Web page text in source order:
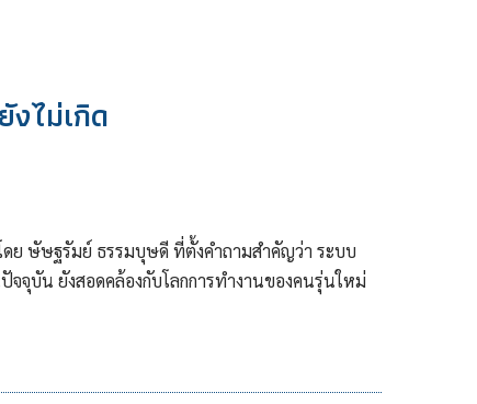
ไม่เกิด
ย ษัษฐรัมย์ ธรรมบุษดี ที่ตั้งคำถามสำคัญว่า ระบบ
จุบัน ยังสอดคล้องกับโลกการทำงานของคนรุ่นใหม่